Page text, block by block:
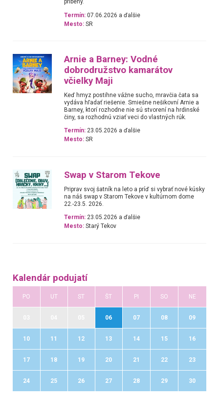
príbehy.
Termín: 07.06.2026 a ďalšie
Mesto: SR
Arnie a Barney: Vodné
dobrodružstvo kamarátov
včielky Maji
Keď hmyz postihne vážne sucho, mravčia čata sa
vydáva hľadať riešenie. Smiešne nešikovní Arnie a
Barney, ktorí rozhodne nie sú stvorení na hrdinské
činy, sa rozhodnú vziať veci do vlastných rúk.
Termín: 23.05.2026 a ďalšie
Mesto: SR
Swap v Starom Tekove
Priprav svoj šatník na leto a príď si vybrať nové kúsky
na náš swap v Starom Tekove v kultúrnom dome
22.-23.5. 2026.
Termín: 23.05.2026 a ďalšie
Mesto: Starý Tekov
Kalendár podujatí
PO UT ST ŠT PI SO NE
06 07 08 09
10 11 12 13 14 15 16
17 18 19 20 21 22 23
24 25 26 27 28 29 30